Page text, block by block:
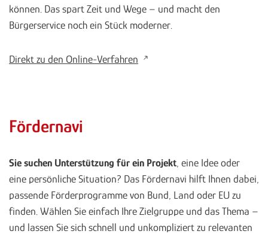
können. Das spart Zeit und Wege – und macht den
Bürgerservice noch ein Stück moderner.
Direkt zu den Online-Verfahren
Fördernavi
Sie suchen Unterstützung für ein Projekt, eine Idee oder
eine persönliche Situation? Das Fördernavi hilft Ihnen dabei,
passende Förderprogramme von Bund, Land oder EU zu
finden. Wählen Sie einfach Ihre Zielgruppe und das Thema –
und lassen Sie sich schnell und unkompliziert zu relevanten